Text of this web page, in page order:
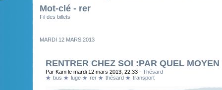
Mot-clé - rer
Fil des billets
MARDI 12 MARS 2013
RENTRER CHEZ SOI :PAR QUEL MOYEN
Par Kam le mardi 12 mars 2013, 22:33 - Thésard
bus
luge rer thésard transport